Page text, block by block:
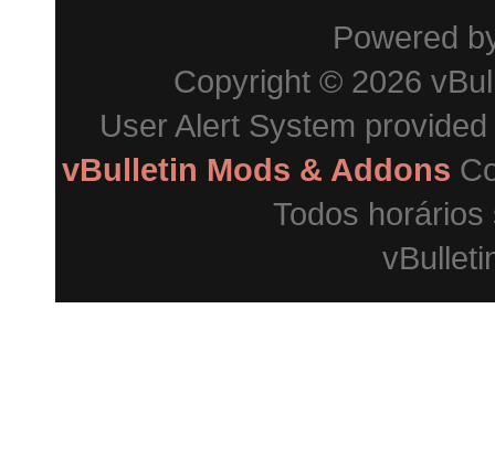
Powered
Copyright © 2026
User Alert System
vBulletin Mods & Addons
Todos